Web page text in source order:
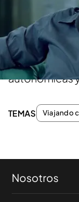
Disfruta con
Podemos a
autonómicas
TEMAS Viajando
Nosotros